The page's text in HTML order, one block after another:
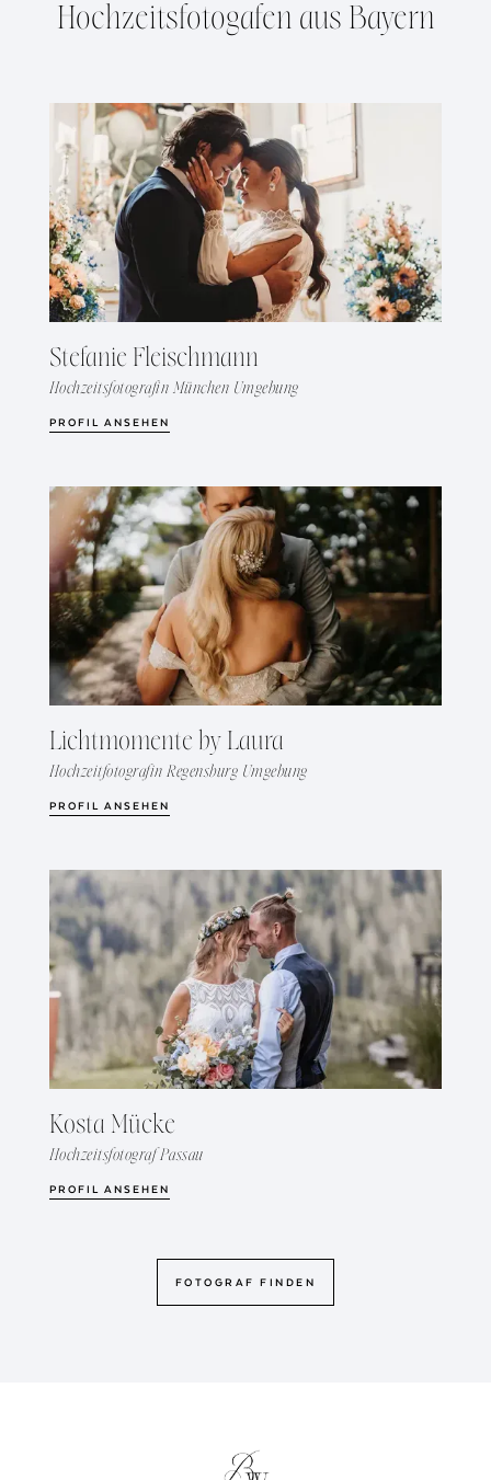
Hochzeitsfotogafen aus Bayern
Stefanie Fleischmann
Hochzeitsfotografin München Umgebung
PROFIL ANSEHEN
Lichtmomente by Laura
Hochzeitfotografin Regensburg Umgebung
PROFIL ANSEHEN
Kosta Mücke
Hochzeitsfotograf Passau
PROFIL ANSEHEN
FOTOGRAF FINDEN